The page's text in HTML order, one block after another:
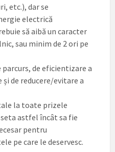
etc.), dar se
electrică
să aibă un caracter
sau minim de 2 ori pe
de eficientizare a
de reducere/evitare a
la toate prizele
astfel încât sa fie
pentru
pe care le deservesc.